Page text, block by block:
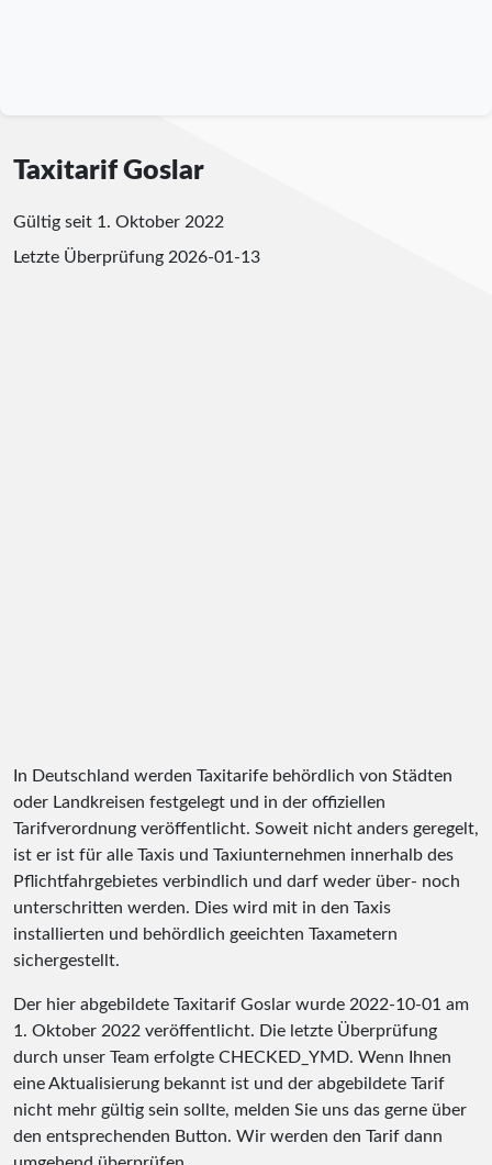
Taxitarif Goslar
Gültig seit 1. Oktober 2022
Letzte Überprüfung 2026-01-13
In Deutschland werden Taxitarife behördlich von Städten
oder Landkreisen festgelegt und in der offiziellen
Tarifverordnung veröffentlicht. Soweit nicht anders geregelt,
ist er ist für alle Taxis und Taxiunternehmen innerhalb des
Pflichtfahrgebietes verbindlich und darf weder über- noch
unterschritten werden. Dies wird mit in den Taxis
installierten und behördlich geeichten Taxametern
sichergestellt.
Der hier abgebildete Taxitarif Goslar wurde 2022-10-01 am
1. Oktober 2022 veröffentlicht. Die letzte Überprüfung
durch unser Team erfolgte CHECKED_YMD. Wenn Ihnen
eine Aktualisierung bekannt ist und der abgebildete Tarif
nicht mehr gültig sein sollte, melden Sie uns das gerne über
den entsprechenden Button. Wir werden den Tarif dann